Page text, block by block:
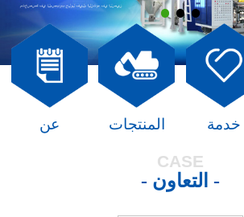
عن المنتجات خدمة
CASE
- التعاون -